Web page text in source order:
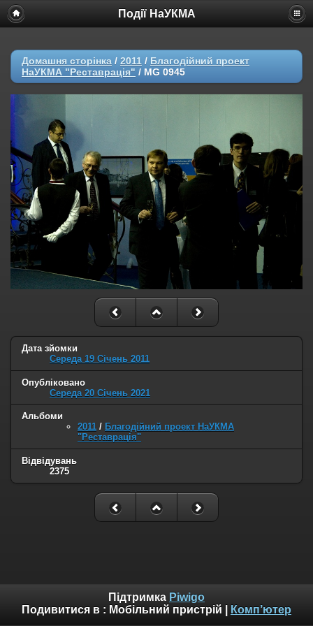
Події НаУКМА
Домашня сторінка / 2011 / Благодійний проект
НаУКМА "Реставрація" / MG 0945
Дата зйомки
Середа 19 Січень 2011
Опубліковано
Середа 20 Січень 2021
Альбоми
2011 / Благодійний проект НаУКМА
"Реставрація"
Відвідувань
2375
Підтримка Piwigo
Подивитися в : Мобільний пристрій Комп’ютер